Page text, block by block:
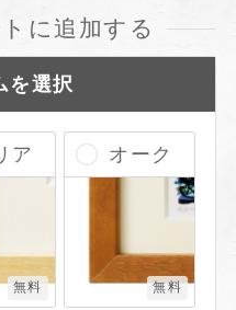
に追加する
を選択
ア
無料
オーク
無料